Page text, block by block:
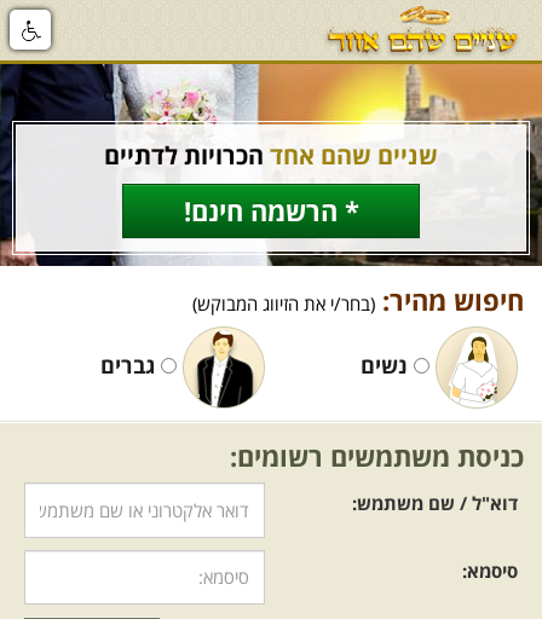
שניים שהם אחד הכרויות לדתיים
* הרשמה חינם!
חיפוש מהיר: (בחר/י את הזיווג המבוקש)
נשים גברים
כניסת משתמשים רשומים:
דוא"ל / שם משתמש:
סיסמא: